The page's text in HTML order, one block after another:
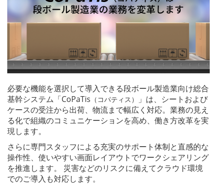
必要な機能を選択して導入できる段ボール製造業向け総合
基幹システム「CoPaTis （コパティス）
」は、シートおよび
ケースの受注から出荷、物流まで幅広く対応。業務の見え
る化で組織のコミュニケーションを高め、働き方改革を実
現します。
さらに専門スタッフによる充実のサポート体制と直感的な
操作性、使いやすい画面レイアウトでワークシェアリング
を推進します。 災害などのリスクに備えてクラウド環境
でのご導入も対応します。